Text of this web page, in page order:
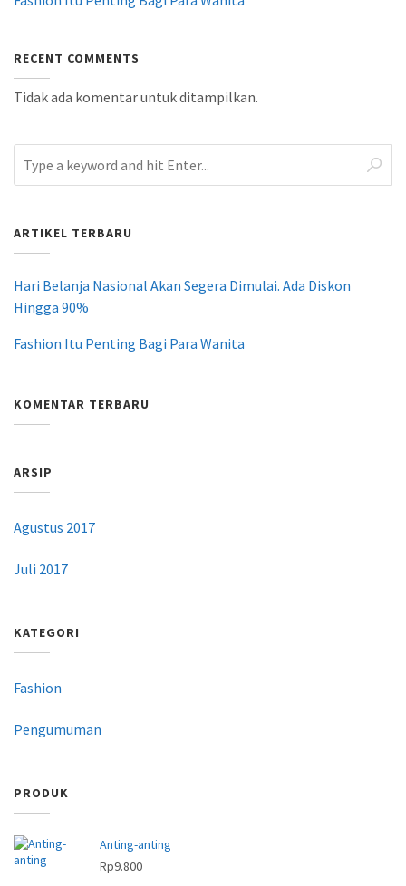
RECENT COMMENTS
Tidak ada komentar untuk ditampilkan.
ARTIKEL TERBARU
Hari Belanja Nasional Akan Segera Dimulai. Ada Diskon
Hingga 90%
Fashion Itu Penting Bagi Para Wanita
KOMENTAR TERBARU
ARSIP
Agustus 2017
Juli 2017
KATEGORI
Fashion
Pengumuman
PRODUK
Anting-anting
Rp9.800